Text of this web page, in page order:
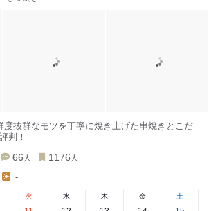
度抜群なモツを丁寧に焼き上げた串焼きとこだ
判！
66 人 1176 人
-
火 水 木 金 土